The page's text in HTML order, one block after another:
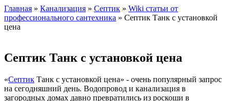
Главная » Канализация » Септик » Wiki статьи от
профессионального сантехника » Септик Танк с установкой
цена
Септик Танк с установкой цена
«Септик Танк с установкой цена» - очень популярный запрос
на сегодняшний день. Водопровод и канализация в
загородных домах давно превратились из роскоши в